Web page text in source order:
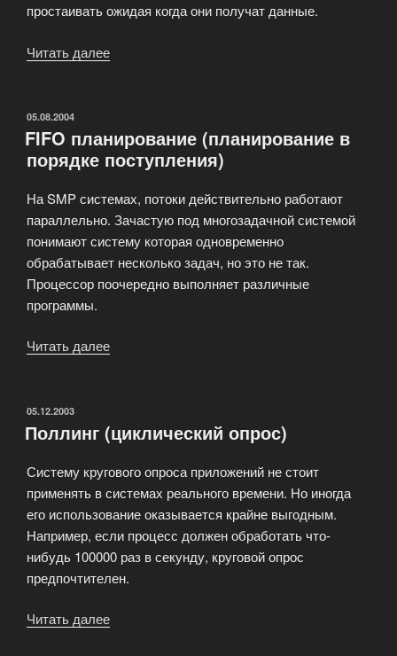
простаивать ожидая когда они получат данные.
Читать далее
ОПУБЛИКОВАНО
05.08.2004
FIFO планирование (планирование в
порядке поступления)
На SMP системах, потоки действительно работают
параллельно. Зачастую под многозадачной системой
понимают систему которая одновременно
обрабатывает несколько задач, но это не так.
Процессор поочередно выполняет различные
программы.
Читать далее
порядке
ОПУБЛИКОВАНО
05.12.2003
Поллинг (циклический опрос)
Систему кругового опроса приложений не стоит
применять в системах реального времени. Но иногда
его использование оказывается крайне выгодным.
Например, если процесс должен обработать что-
нибудь 100000 раз в секунду, круговой опрос
предпочтителен.
Читать далее